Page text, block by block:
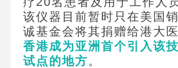
该仪器目前暂时只在美国
诚基金会将其捐赠给港大
香港成为亚洲首个引入该
试点的地方。